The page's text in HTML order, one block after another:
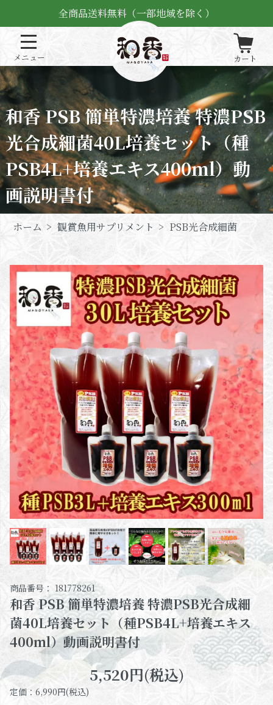
全商品送料無料（一部地域を除く）
和香 PSB 簡単特濃培養 特濃PSB
光合成細菌40L培養セット（種
PSB4L+培養エキス400ml）動
画説明書付
ホーム > 観賞魚用サプリメント > PSB光合成細菌
商品番号： 181778261
和香 PSB 簡単特濃培養 特濃PSB光合成細
菌40L培養セット（種PSB4L+培養エキス
400ml）動画説明書付
5,520円(税込)
定価：6,990円(税込)